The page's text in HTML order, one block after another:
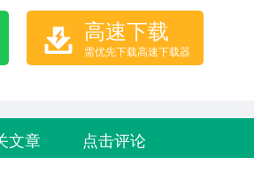
高速下载
需优先下载高速下载器
文章 点击评论